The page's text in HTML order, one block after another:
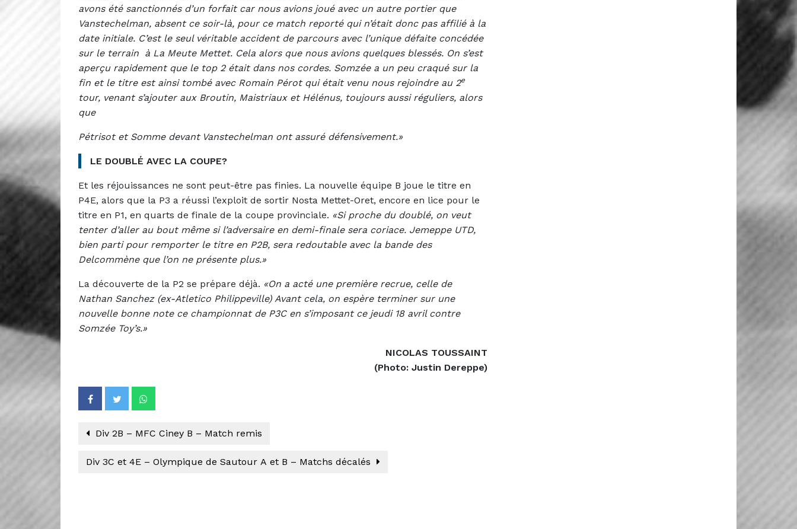
avons été sanctionnés d’un forfait car nous avions joué avec un autre portier que
Vanstechelman, absent ce soir-là, pour ce match reporté qui n’était donc pas affilié à la
date initiale. C’est le seul véritable accident de parcours avec l’unique défaite concédée
sur le terrain à La Meute Mettet. Cela alors que nous avions quelques blessés. On s’est
aperçu rapidement que le top 2 était dans nos cordes. Somzée a un peu craqué sur la
fin et le titre est ainsi tombé avec Romain Pérot qui était venu nous rejoindre au 2e
tour, venant s’ajouter aux Broutin, Maistriaux et Hélénus, toujours aussi réguliers, alors
que
Pétrisot et Somme devant Vanstechelman ont assuré défensivement.»
LE DOUBLÉ AVEC LA COUPE?
Et les réjouissances ne sont peut-être pas finies. La nouvelle équipe B joue le titre en
P4E, alors que la P3 a réussi l’exploit de sortir Nosta Mettet-Oret, encore en lice pour le
titre en P1, en quarts de finale de la coupe provinciale. «Si proche du doublé, on veut
tenter d’aller au bout même si l’adversaire en demi-finale sera coriace. Jemeppe UTD,
bien parti pour remporter le titre en P2B, sera redoutable avec la bande des
Delcommène que l’on ne présente plus.»
La découverte de la P2 se prépare déjà. «On a acté une première recrue, celle de
Nathan Sanchez (ex-Atletico Philippeville) Avant cela, on espère terminer sur une
nouvelle bonne note ce championnat de P3C en s’imposant ce jeudi 18 avril contre
Somzée Toy’s.»
NICOLAS TOUSSAINT
(Photo: Justin Dereppe)
Div 2B – MFC Ciney B – Match remis
Div 3C et 4E – Olympique de Sautour A et B – Matchs décalés